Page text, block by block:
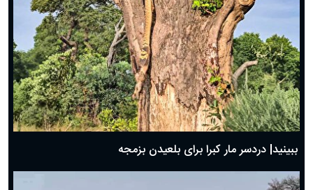
ببینید| دردسر مار کبرا برای بلعیدن بزمجه